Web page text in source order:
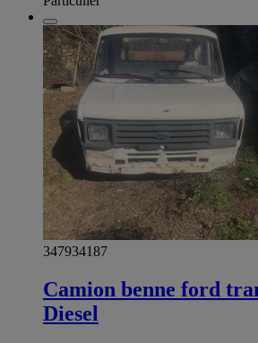
347934187
Camion benne ford
Diesel